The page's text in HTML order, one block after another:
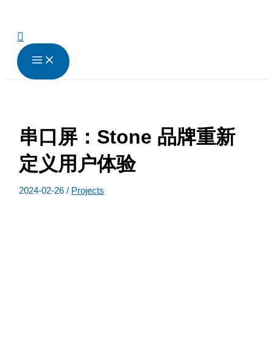
搜
索
串口屏：Stone 品牌重新
定义用户体验
2024-02-26/ Projects